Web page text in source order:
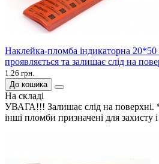
Наклейка-пломба індикаторна
проявляється та залишає слід на
1.26 грн.
До кошика
На складі
УВАГА!!! Залишає слід на поверхні.
інші пломби призначені для захисту